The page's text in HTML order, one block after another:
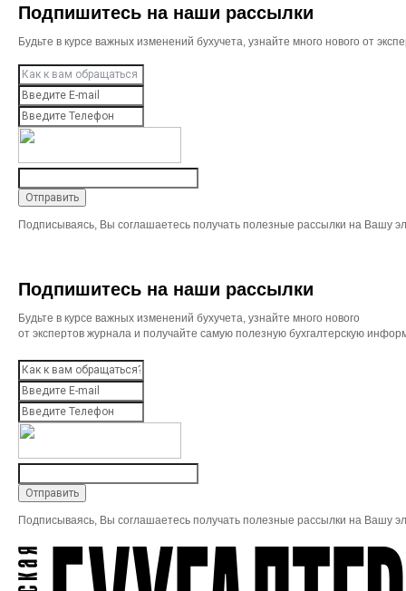
Подпишитесь на наши рассылки
Будьте в курсе важных изменений бухучета, узнайте много нового от
Подписываясь, Вы соглашаетесь получать полезные рассылки на Вашу
Подпишитесь на наши рассылки
Будьте в курсе важных изменений бухучета, узнайте много нового
от экспертов журнала и получайте самую полезную бухгалтерскую
Подписываясь, Вы соглашаетесь получать полезные рассылки на Вашу